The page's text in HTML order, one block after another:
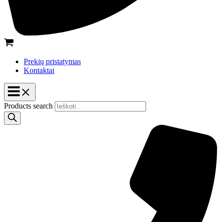
Prekių pristatymas
Kontaktai
Products search